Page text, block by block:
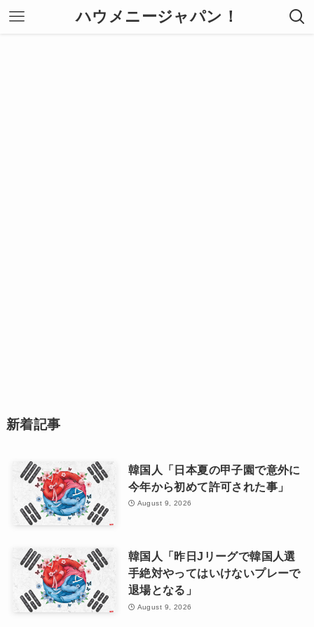
ハウメニージャパン！
新着記事
韓国人「日本夏の甲子園で意外に
今年から初めて許可された事」
August 9, 2026
韓国人「昨日Jリーグで韓国人選
手絶対やってはいけないプレーで
退場となる」
August 9, 2026